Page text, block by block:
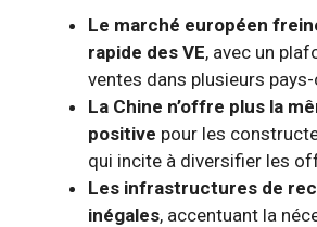
Le marché européen
rapide des VE, avec un
ventes dans plusieurs
La Chine n’offre plus la
positive pour les
qui incite à diversifier les
Les infrastructures de
inégales, accentuant la